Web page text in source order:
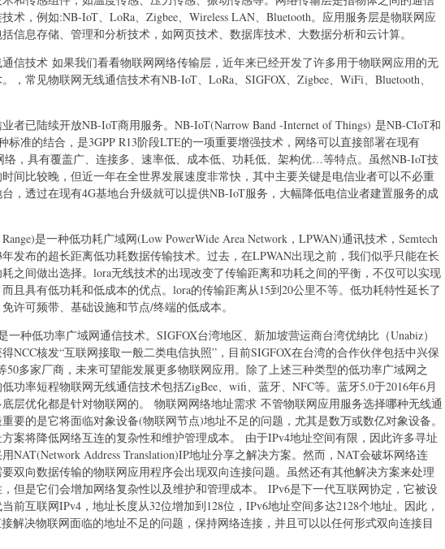
术，例如:NB-IoT、LoRa、Zigbee、Wireless LAN、Bluetooth。应用服务层是物联网应
信息存储、管理和分析技术，如网页技术、数据库技术、大数据分析和云计算。
信技术 如果我们看看物联网网络传输层，近年来已经开发了许多用于物联网应用的无
，常见物联网无线通信技术有NB-IoT、LoRa、SIGFOX、Zigbee、WiFi、Bluetooth、
者已陆续开放NB-IoT商用服务。NB-IoT(Narrow Band -Internet of Things) 是NB-CIoT和
标准的结合，是3GPP R13阶段LTE的一项重要增强技术，网络可以直接部署在现有
络，具有覆盖广、连接多、速率低、成本低、功耗低、架构优…等特点。虽然NB-IoT技
间比较晚，但近一年在全世界发展速度非常快，其中主要关键是电信业者可以不必重
，透过在现有4G基地台升级就可以提供NB-IoT服务，大幅降低电信业者建置服务的成
是一种低功耗广域网(Low PowerWide Area Network，LPWAN)通讯技术，Semtech
年发布的超长距离低功耗数据传输技术。过去，在LPWAN出现之前，我们似乎只能在长
之间做出选择。lora无线技术的出现改变了传输距离和功耗之间的平衡，不仅可以实现
且具有低功耗和低成本的优点。lora的传输距离从15到20公里不等。低功耗特性延长了
许可频带、基础设施和节点/终端的低成本。
一种低功率广域网通信技术。SIGFOX台湾地区、新加坡营运商台湾优纳比（Unabiz）
得NCC核发“互联网接取一般二类电信执照”，目前SIGFOX在台湾的合作伙伴包括中兴保
50多家厂商，未来可望能发展更多物联网应用。除了上述三种类型的低功率广域网之
功率短程物联网无线通信技术包括ZigBee、wifi、蓝牙、NFC等。蓝牙5.0于2016年6月
层优化都是针对物联网的。 物联网网络地址需求 不管物联网应用服务选择哪种无线通
要的是它将面临对象设备(物联网节点)地址不足的问题，尤其是数万或数亿对象设备。
方案将降低网络互连的复杂性和维护管理成本。 由于IPv4地址空间有限，因此许多寻址
NAT(Network Address Translation)IP地址分享之解决方案。然而，NAT会破坏网络连
双向数据传输的物联网应用程序会出现双向连接问题。虽然还有其他解决方案来处理
但是它们会增加网络复杂性以及维护和管理成本。 IPv6是下一代互联网协定，它被设
前互联网IPv4，地址长度从32位增加到128位，IPv6地址空间多达2128个地址。因此，
解决物联网面临的地址不足的问题，保持网络连接，并且可以以任何形式双向连接目